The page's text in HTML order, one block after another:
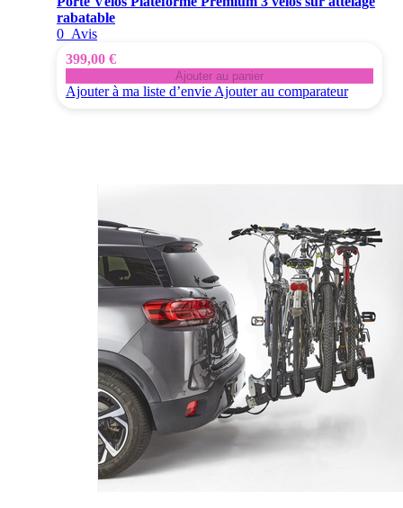
rabatable
0 Avis
399,00 €
Ajouter au panier
Ajouter à ma liste d’envie Ajouter au comparateur